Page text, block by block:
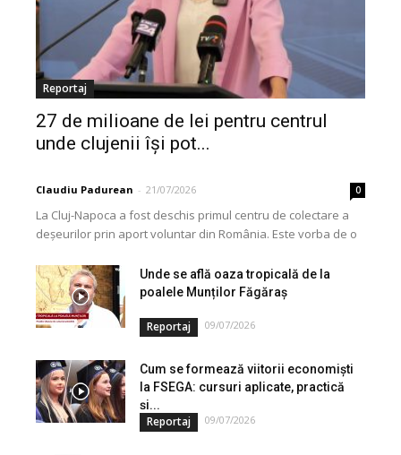
Reportaj
27 de milioane de lei pentru centrul
unde clujenii își pot...
Claudiu Padurean - 21/07/2026 0
La Cluj-Napoca a fost deschis primul centru de colectare a
deșeurilor prin aport voluntar din România. Este vorba de o
Unde se află oaza tropicală de la
poalele Munților Făgăraș
Reportaj 09/07/2026
Cum se formează viitorii economiști
la FSEGA: cursuri aplicate, practică
și...
Reportaj 09/07/2026